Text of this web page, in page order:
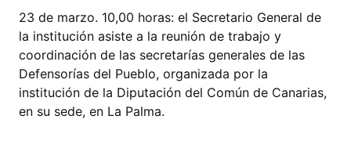
23 de marzo. 10,00 horas: el Secretario General de
la institución asiste a la reunión de trabajo y
coordinación de las secretarías generales de las
Defensorías del Pueblo, organizada por la
institución de la Diputación del Común de Canarias,
en su sede, en La Palma.